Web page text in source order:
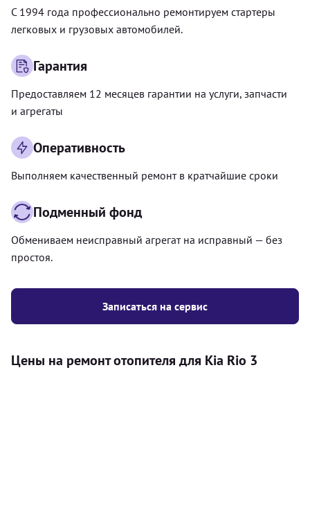
Записаться на сервис
С 1994 года профессионально ремонтируем стартеры
легковых и грузовых автомобилей.
Гарантия
Предоставляем 12 месяцев гарантии на услуги, запчасти
и агрегаты
Оперативность
Выполняем качественный ремонт в кратчайшие сроки
Подменный фонд
Обмениваем неисправный агрегат на исправный — без
простоя.
Цены на ремонт отопителя для Kia Rio 3